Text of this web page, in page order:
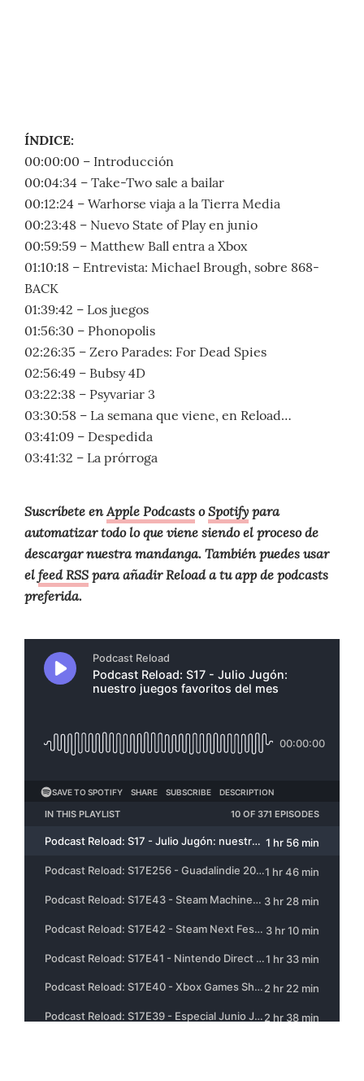
ÍNDICE:
00:00:00 – Introducción
00:04:34 – Take-Two sale a bailar
00:12:24 – Warhorse viaja a la Tierra Media
00:23:48 – Nuevo State of Play en junio
00:59:59 – Matthew Ball entra a Xbox
01:10:18 – Entrevista: Michael Brough, sobre 868-
BACK
01:39:42 – Los juegos
01:56:30 – Phonopolis
02:26:35 – Zero Parades: For Dead Spies
02:56:49 – Bubsy 4D
03:22:38 – Psyvariar 3
03:30:58 – La semana que viene, en Reload…
03:41:09 – Despedida
03:41:32 – La prórroga
Suscríbete enApple PodcastsoSpotifypara
automatizar todo lo que viene siendo el proceso de
descargar nuestra mandanga. También puedes usar
elfeed RSSpara añadir Reload a tu app de podcasts
preferida.